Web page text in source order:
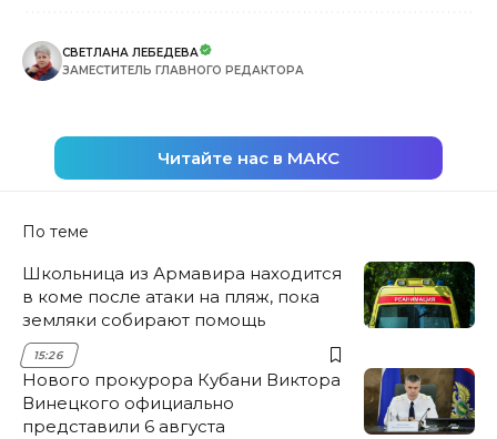
СВЕТЛАНА ЛЕБЕДЕВА
ЗАМЕСТИТЕЛЬ ГЛАВНОГО РЕДАКТОРА
Читайте нас в МАКС
По теме
Школьница из Армавира находится
в коме после атаки на пляж, пока
земляки собирают помощь
15:26
Нового прокурора Кубани Виктора
Винецкого официально
представили 6 августа